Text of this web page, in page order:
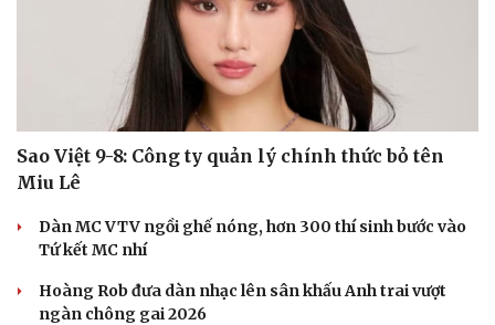
Sao Việt 9-8: Công ty quản lý chính thức bỏ tên
Miu Lê
Dàn MC VTV ngồi ghế nóng, hơn 300 thí sinh bước vào
Tứ kết MC nhí
Hoàng Rob đưa dàn nhạc lên sân khấu Anh trai vượt
ngàn chông gai 2026